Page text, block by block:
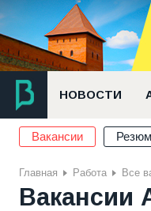
НОВОСТИ
Вакансии
Главная Работа Все
Вакансии